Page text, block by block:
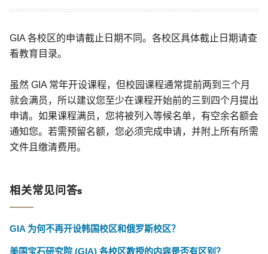
GIA 各校区的申请截止日期不同。各校区具体截止日期请查
看教育目录。
虽然 GIA 常年开设课程，但校园课程通常提前两到三个月
就会满员，所以建议您至少在课程开始前的三到四个月提出
申请。如果课程满员，您将被列入等候名单，有空余名额会
通知您。若需预留名额，您必须完成申请，并附上所有所需
文件且缴清费用。
相关常见问答s
GIA 为何不再开设韩国校区和俄罗斯校区？
美国宝石研究院 (GIA) 各校区教授的内容是否有区别？